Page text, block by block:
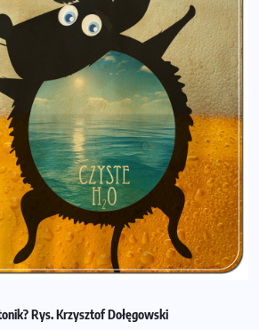
Rys. Krzysztof Dołęgowski